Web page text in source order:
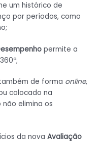
um histórico de
por períodos, como
permite a
de forma online,
colocado na
elimina os
da novaAvaliação